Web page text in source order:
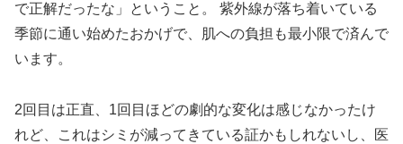
で正解だったな」ということ。 紫外線が落ち着いている
季節に通い始めたおかげで、肌への負担も最小限で済んで
います。
2回目は正直、1回目ほどの劇的な変化は感じなかったけ
れど、これはシミが減ってきている証かもしれないし、医